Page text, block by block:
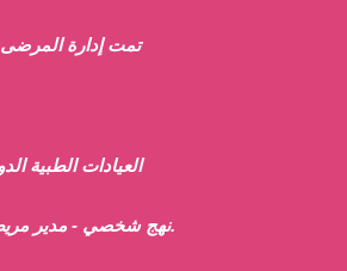
تمت إدارة المرضى - 230 تقريبًا /
العيادات الطبية
نهج شخصي - مدير مريض واحد لكل 5 مرضى.